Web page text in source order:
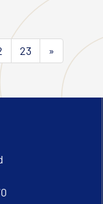
23 »